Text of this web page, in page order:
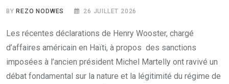
BY REZO NODWES 26 JUILLET 2026
Les récentes déclarations de Henry Wooster, chargé
d’affaires américain en Haïti, à propos des sanctions
imposées à l’ancien président Michel Martelly ont ravivé un
débat fondamental sur la nature et la légitimité du régime de